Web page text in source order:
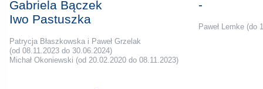
Gabriela Bączek
Iwo Pastuszka
Patrycja Błaszkowska i Paweł Grzelak
(od 08.11.2023 do 30.06.2024)
Michał Okoniewski (od 20.02.2020 do 08.11.2023)
-
Paweł Lemke (do